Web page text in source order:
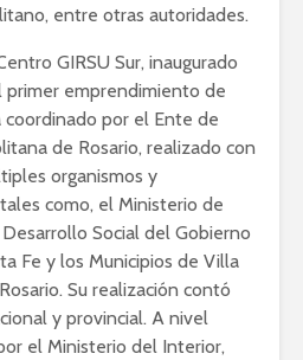
entre otras autoridades.
GIRSU Sur, inaugurado
primer emprendimiento de
por el Ente de
de Rosario, realizado con
organismos y
como, el Ministerio de
Social del Gobierno
Fe y los Municipios de Villa
Su realización contó
y provincial. A nivel
el Ministerio del Interior,